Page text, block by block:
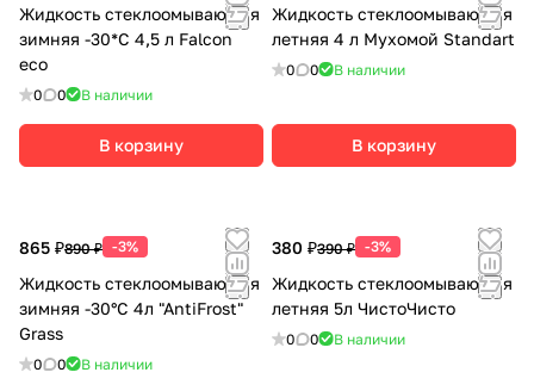
Жидкость стеклоомывающая
зимняя -30*С 4,5 л Falcon
eco
0 0 В наличии
В корзину
Жидкость стеклоомывающая
летняя 4 л Мухомой Standart
0 0 В наличии
В корзину
865 ₽890 ₽ -3%
Жидкость стеклоомывающая
зимняя -30°С 4л "AntiFrost"
Grass
0 0 В наличии
380 ₽390 ₽ -3%
Жидкость стеклоомывающая
летняя 5л ЧистоЧисто
0 0 В наличии